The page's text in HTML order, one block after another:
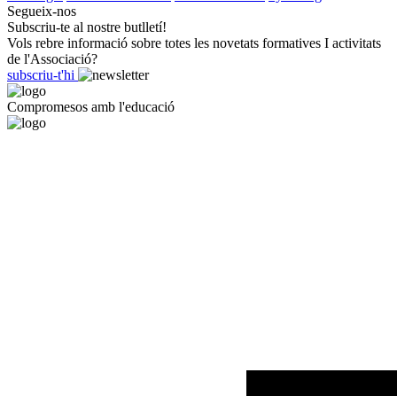
Segueix-nos
Subscriu-te al nostre butlletí!
Vols rebre informació sobre totes les novetats formatives I activitats
de l'Associació?
subscriu-t'hi
Compromesos amb l'educació